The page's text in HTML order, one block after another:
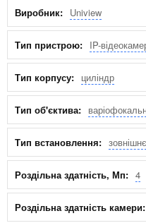
Uniview
IP-
циліндр
зовнішнє
4